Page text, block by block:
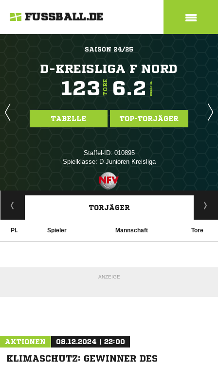
FUSSBALL.DE
SAISON 24/25
D-KREISLIGA F NORD
123 TORE 6.2 TORE/SPIEL
TABELLE TOP-TORJÄGER
Staffel-ID: 010895
Spielklasse: D-Junioren Kreisliga
ANZEIGE
TORJÄGER
Pl. Spieler Mannschaft Tore
ANZEIGE
AKTIONEN 08.12.2024 | 22:00
KLIMASCHUTZ: GEWINNER DES